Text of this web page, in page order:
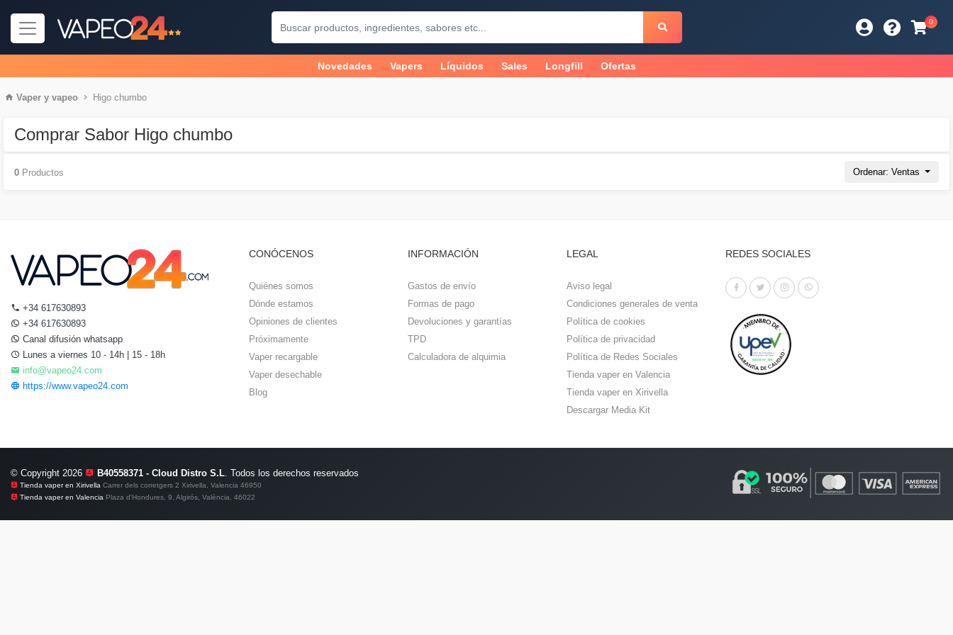
0
Novedades Vapers Líquidos Sales Longfill Ofertas
Vaper y vapeo Higo chumbo
Comprar Sabor Higo chumbo
Ordenar: Ventas
0 Productos
+34 617630893
+34 617630893
Canal difusión whatsapp
Lunes a viernes 10 - 14h | 15 - 18h
info@vapeo24.com
https://www.vapeo24.com
CONÓCENOS
Quiénes somos
Dónde estamos
Opiniones de clientes
Próximamente
Vaper recargable
Vaper desechable
Blog
INFORMACIÓN
Gastos de envío
Formas de pago
Devoluciones y garantías
TPD
Calculadora de alquimia
LEGAL
Aviso legal
Condiciones generales de venta
Política de cookies
Política de privacidad
Política de Redes Sociales
Tienda vaper en Valencia
Tienda vaper en Xirivella
Descargar Media Kit
REDES SOCIALES
© Copyright 2026 B40558371 - Cloud Distro S.L. Todos los derechos reservados
Tienda vaper en Xirivella Carrer dels corretgers 2 Xirivella, Valencia 46950
Tienda vaper en Valencia Plaza d'Hondures, 9, Algirós, València, 46022